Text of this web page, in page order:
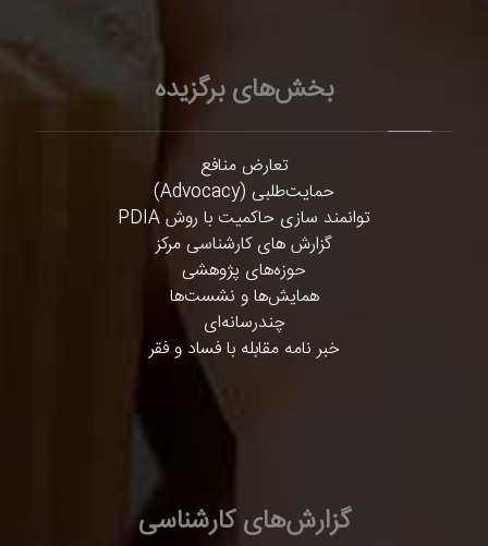
بخش‌های برگزیده
تعارض منافع
حمایت‌طلبی (Advocacy)
توانمند سازی حاکمیت با روش PDIA
گزارش های کارشناسی مرکز
حوزه‌های پژوهشی
همایش‌ها و نشست‌ها
چندرسانه‌ای
خبر نامه مقابله با فساد و فقر
گزارش‌های کارشناسی